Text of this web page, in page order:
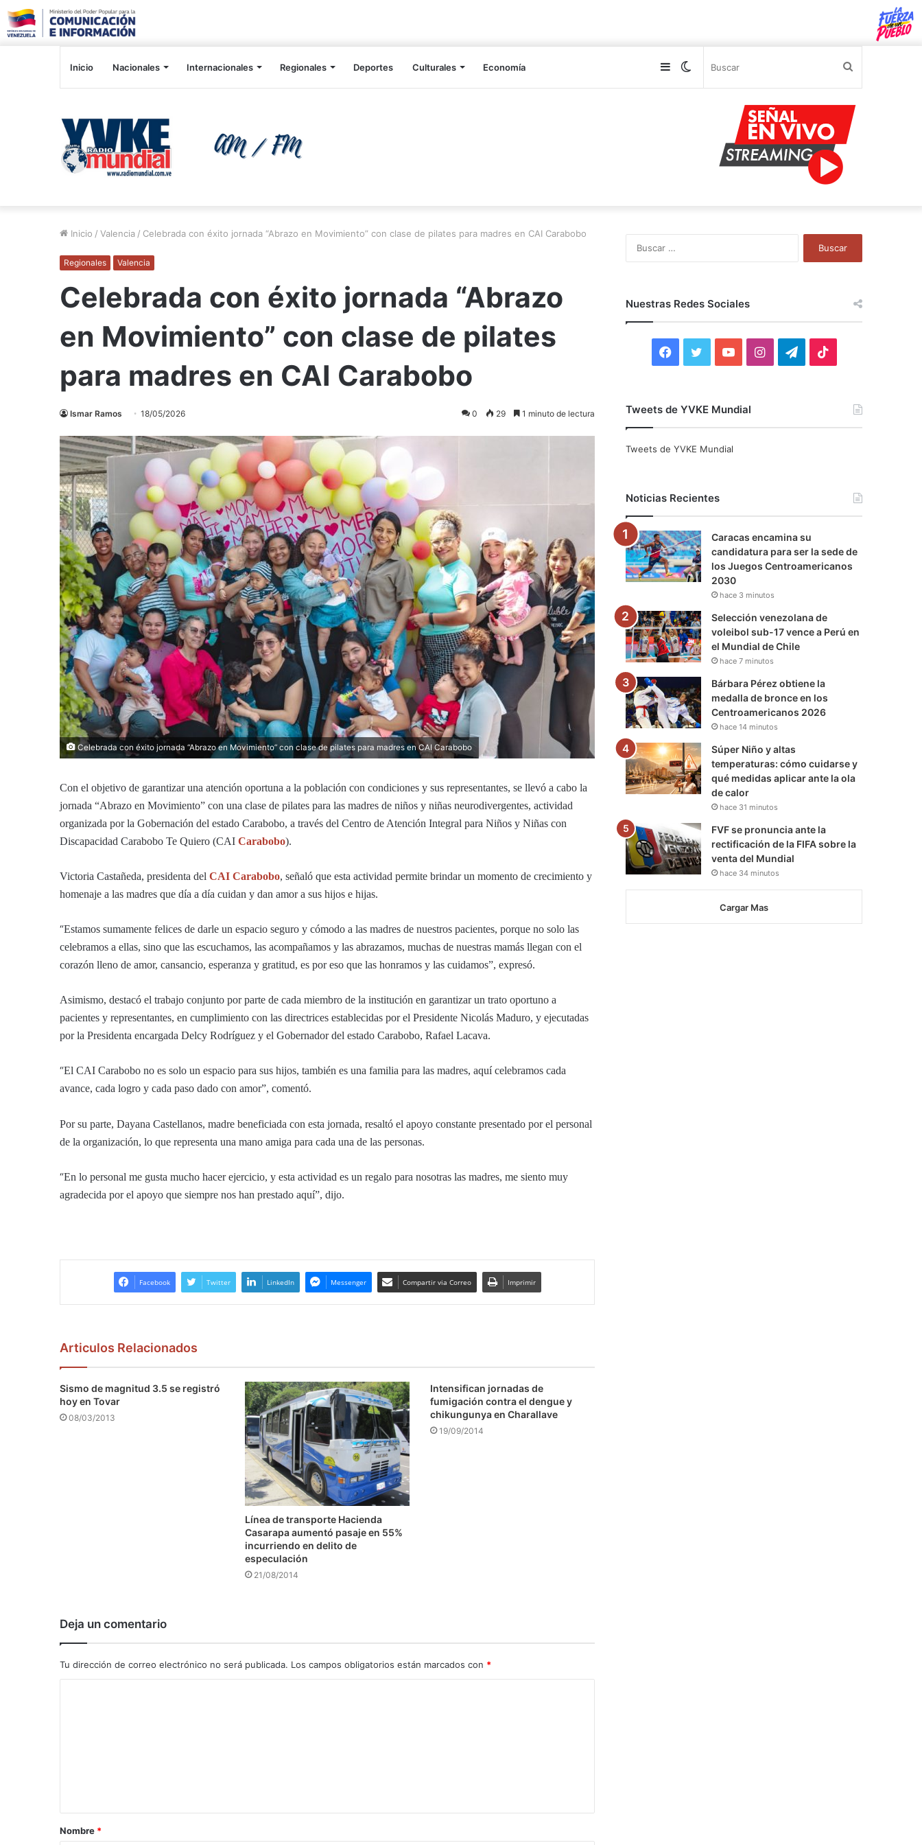
Inicio Nacionales Internacionales Regionales Deportes Culturales Economía Switch
Sidebar
Inicio / Valencia / Celebrada con éxito jornada “Abrazo en Movimiento” con clase de pilates para madres en CAI Carabobo
Regionales Valencia
Celebrada con éxito jornada “Abrazo
en Movimiento” con clase de pilates
para madres en CAI Carabobo
Ismar Ramos 18/05/2026 0 29 1 minuto de lectura
Celebrada con éxito jornada “Abrazo en Movimiento” con clase de pilates para madres en CAI Carabobo
Con el objetivo de garantizar una atención oportuna a la población con condiciones y sus representantes, se llevó a cabo la
jornada “Abrazo en Movimiento” con una clase de pilates para las madres de niños y niñas neurodivergentes, actividad
organizada por la Gobernación del estado Carabobo, a través del Centro de Atención Integral para Niños y Niñas con
Discapacidad Carabobo Te Quiero (CAI Carabobo).
Victoria Castañeda, presidenta del CAI Carabobo, señaló que esta actividad permite brindar un momento de crecimiento y
homenaje a las madres que día a día cuidan y dan amor a sus hijos e hijas.
“Estamos sumamente felices de darle un espacio seguro y cómodo a las madres de nuestros pacientes, porque no solo las
celebramos a ellas, sino que las escuchamos, las acompañamos y las abrazamos, muchas de nuestras mamás llegan con el
corazón lleno de amor, cansancio, esperanza y gratitud, es por eso que las honramos y las cuidamos”, expresó.
Asimismo, destacó el trabajo conjunto por parte de cada miembro de la institución en garantizar un trato oportuno a
pacientes y representantes, en cumplimiento con las directrices establecidas por el Presidente Nicolás Maduro, y ejecutadas
por la Presidenta encargada Delcy Rodríguez y el Gobernador del estado Carabobo, Rafael Lacava.
“El CAI Carabobo no es solo un espacio para sus hijos, también es una familia para las madres, aquí celebramos cada
avance, cada logro y cada paso dado con amor”, comentó.
Por su parte, Dayana Castellanos, madre beneficiada con esta jornada, resaltó el apoyo constante presentado por el personal
de la organización, lo que representa una mano amiga para cada una de las personas.
“En lo personal me gusta mucho hacer ejercicio, y esta actividad es un regalo para nosotras las madres, me siento muy
agradecida por el apoyo que siempre nos han prestado aquí”, dijo.
Facebook Twitter LinkedIn Messenger Compartir via Correo Imprimir
Articulos Relacionados
Sismo de magnitud 3.5 se registró
hoy en Tovar
08/03/2013
Línea de transporte Hacienda
Casarapa aumentó pasaje en 55%
incurriendo en delito de
especulación
21/08/2014
Intensifican jornadas de
fumigación contra el dengue y
chikungunya en Charallave
19/09/2014
Deja un comentario
Tu dirección de correo electrónico no será publicada. Los campos obligatorios están marcados con *
a
r
Nombre *
Nuestras Redes Sociales
F
c
o
k
i
r
Y
u
e
I
r
a
m
T
a
m
Tweets de YVKE Mundial
Tweets de YVKE Mundial
Noticias Recientes
Caracas encamina su
candidatura para ser la sede de
los Juegos Centroamericanos
2030
hace 3 minutos
Selección venezolana de
voleibol sub-17 vence a Perú en
el Mundial de Chile
hace 7 minutos
Bárbara Pérez obtiene la
medalla de bronce en los
Centroamericanos 2026
hace 14 minutos
Súper Niño y altas
temperaturas: cómo cuidarse y
qué medidas aplicar ante la ola
de calor
hace 31 minutos
FVF se pronuncia ante la
rectificación de la FIFA sobre la
venta del Mundial
hace 34 minutos
Cargar Mas